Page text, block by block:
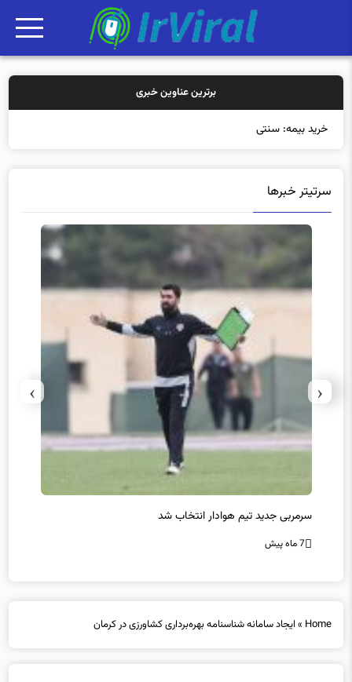
برترین عناوین خبری
خرید بیمه: سنتی یا آنلا
سرتیتر خبرها
سرمربی جدید تیم هوادار انتخاب شد
7 ماه پیش
‹
›
Home
» ایجاد سامانه شناسنامه بهره‌برداری کشاورزی در کرمان